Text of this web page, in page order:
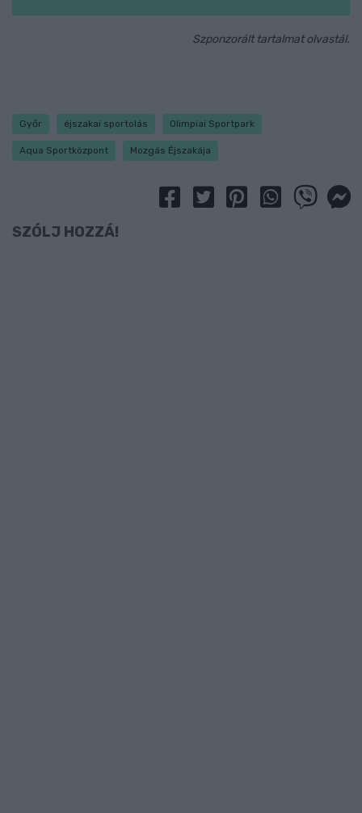
Szponzorált tartalmat olvastál.
Győr éjszakai sportolás Olimpiai Sportpark
Aqua Sportközpont Mozgás Éjszakája
SZÓLJ HOZZÁ!